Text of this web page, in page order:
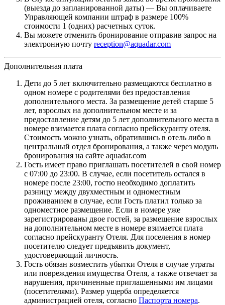
(выезда до запланированной даты) — Вы оплачиваете
Управляющей компании штраф в размере 100%
стоимости 1 (одних) расчетных суток.
Вы можете отменить бронирование отправив запрос на
электронную почту reception@aquadar.com
Дополнительная плата
Дети до 5 лет включительно размещаются бесплатно в
одном номере с родителями без предоставления
дополнительного места. За размещение детей старше 5
лет, взрослых на дополнительном месте и за
предоставление детям до 5 лет дополнительного места в
номере взимается плата согласно прейскуранту отеля.
Стоимость можно узнать, обратившись в отель либо в
центральный отдел бронирования, а также через модуль
бронирования на сайте aquadar.com
Гость имеет право приглашать посетителей в свой номер
с 07:00 до 23:00. В случае, если посетитель остался в
номере после 23:00, гостю необходимо доплатить
разницу между двухместным и одноместным
проживанием в случае, если Гость платил только за
одноместное размещение. Если в номере уже
зарегистрированы двое гостей, за размещение взрослых
на дополнительном месте в номере взимается плата
согласно прейскуранту Отеля. Для поселения в номер
посетителю следует предъявить документ,
удостоверяющий личность.
Гость обязан возместить убытки Отеля в случае утраты
или повреждения имущества Отеля, а также отвечает за
нарушения, причиненные приглашенными им лицами
(посетителями). Размер ущерба определяется
администрацией отеля, согласно Паспорта номера.